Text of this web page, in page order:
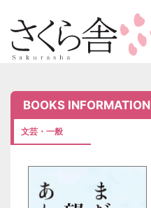
BOOKS INFORMATION
文芸・一般